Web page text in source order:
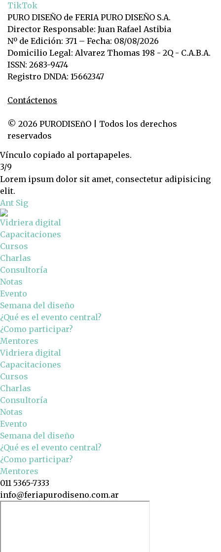
TikTok
PURO DISEÑO de FERIA PURO DISEÑO S.A.
Director Responsable: Juan Rafael Astibia
Nº de Edición: 371 – Fecha: 08/08/2026
Domicilio Legal: Alvarez Thomas 198 - 2Q - C.A.B.A.
ISSN: 2683-9474
Registro DNDA: 15662347
Contáctenos
© 2026 PURODISEñO | Todos los derechos
reservados
Vínculo copiado al portapapeles.
3/9
Lorem ipsum dolor sit amet, consectetur adipisicing
elit.
Ant Sig
Vidriera digital
Capacitaciones
Cursos
Charlas
Consultoría
Notas
Evento
Semana del diseño
¿Qué es el evento central?
¿Como participar?
Mentores
Vidriera digital
Capacitaciones
Cursos
Charlas
Consultoría
Notas
Evento
Semana del diseño
¿Qué es el evento central?
¿Como participar?
Mentores
011 5365-7333
info@feriapurodiseno.com.ar